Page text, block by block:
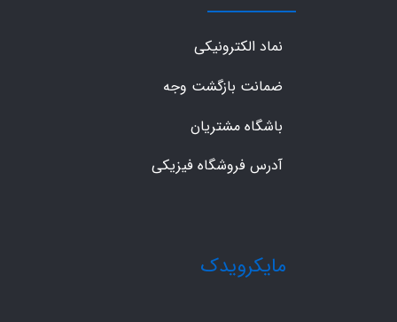
​مایکرویدک
نماد الکترونیکی
ضمانت بازگشت وجه
باشگاه مشتریان
آدرس فروشگاه فیزیکی